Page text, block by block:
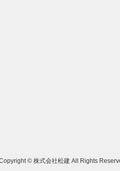
© 株式会社松建 All Rights